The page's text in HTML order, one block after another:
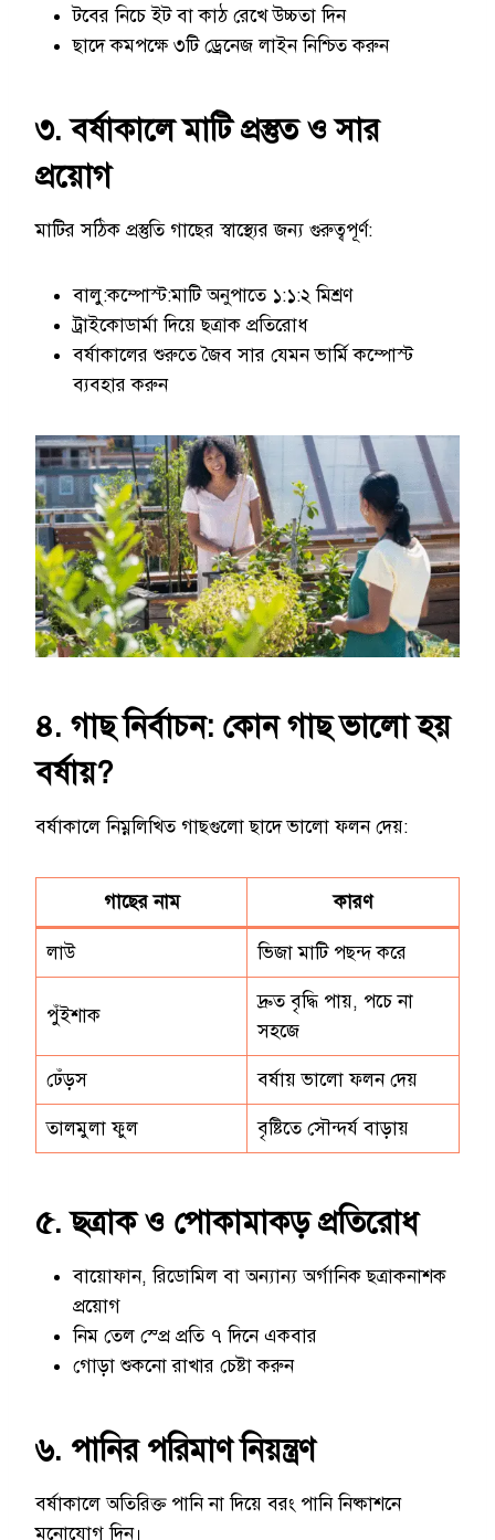
টবের নিচে ইট বা কাঠ রেখে উচ্চতা দিন
ছাদে কমপক্ষে ৩টি ড্রেনেজ লাইন নিশ্চিত করুন
৩. বর্ষাকালে মাটি প্রস্তুত ও সার
প্রয়োগ
মাটির সঠিক প্রস্তুতি গাছের স্বাস্থ্যের জন্য গুরুত্বপূর্ণ:
বালু:কম্পোস্ট:মাটি অনুপাতে ১:১:২ মিশ্রণ
ট্রাইকোডার্মা দিয়ে ছত্রাক প্রতিরোধ
বর্ষাকালের শুরুতে জৈব সার যেমন ভার্মি কম্পোস্ট
ব্যবহার করুন
৪. গাছ নির্বাচন: কোন গাছ ভালো হয়
বর্ষায়?
বর্ষাকালে নিম্নলিখিত গাছগুলো ছাদে ভালো ফলন দেয়:
গাছের নাম কারণ
লাউ ভিজা মাটি পছন্দ করে
পুঁইশাক
দ্রুত বৃদ্ধি পায়, পচে না
সহজে
ঢেঁড়স বর্ষায় ভালো ফলন দেয়
তালমুলা ফুল বৃষ্টিতে সৌন্দর্য বাড়ায়
৫. ছত্রাক ও পোকামাকড় প্রতিরোধ
বায়োফান, রিডোমিল বা অন্যান্য অর্গানিক ছত্রাকনাশক
প্রয়োগ
নিম তেল স্প্রে প্রতি ৭ দিনে একবার
গোড়া শুকনো রাখার চেষ্টা করুন
৬. পানির পরিমাণ নিয়ন্ত্রণ
বর্ষাকালে অতিরিক্ত পানি না দিয়ে বরং পানি নিষ্কাশনে
মনোযোগ দিন।